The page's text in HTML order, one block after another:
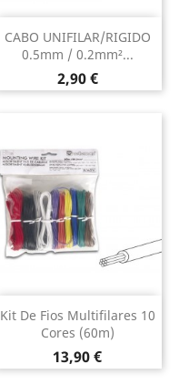
CABO UNIFILAR/RIGIDO
0.5mm / 0.2mm²...
Preço
2,90 €
Kit De Fios Multifilares 10
Cores (60m)
Preço
13,90 €